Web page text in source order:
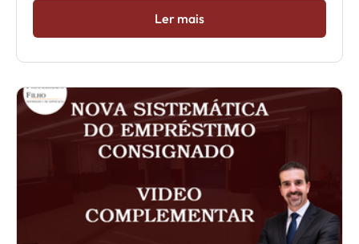
Ler mais